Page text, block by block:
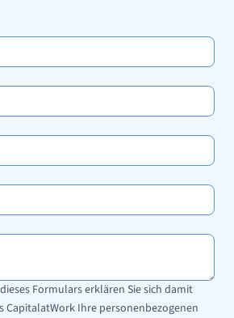
Formulars erklären Sie sich damit
CapitalatWork Ihre personenbezogenen